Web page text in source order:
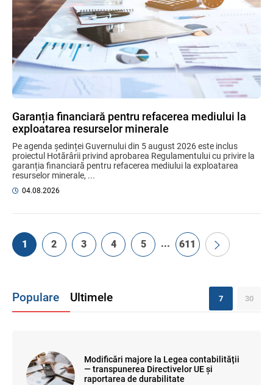
Garanția financiară pentru refacerea mediului la
exploatarea resurselor minerale
Pe agenda ședinței Guvernului din 5 august 2026 este inclus
proiectul Hotărârii privind aprobarea Regulamentului cu privire la
garanția financiară pentru refacerea mediului la exploatarea
resurselor minerale, ...
04.08.2026
1 2 3 4 5 ... 611
Populare Ultimele 7 30
Modificări majore la Legea contabilității
— transpunerea Directivelor UE și
raportarea de durabilitate